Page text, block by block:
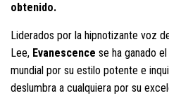
obtenido.
Liderados por la hipnotizante voz
Lee, Evanescence se ha ganado
mundial por su estilo potente e
deslumbra a cualquiera por su